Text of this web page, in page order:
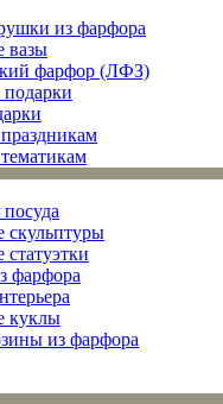
из фарфора
вазы
фарфор (ЛФЗ)
фарфора
куклы
из фарфора